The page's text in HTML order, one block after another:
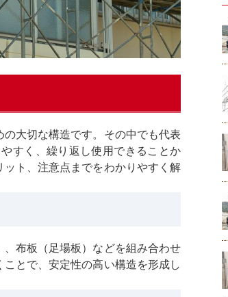
大切な構造です。その中でも代表
すく、繰り返し使用できることか
ト、注意点までをわかりやすく解
布板（足場板）などを組み合わせ
とで、安定性の高い構造を形成し